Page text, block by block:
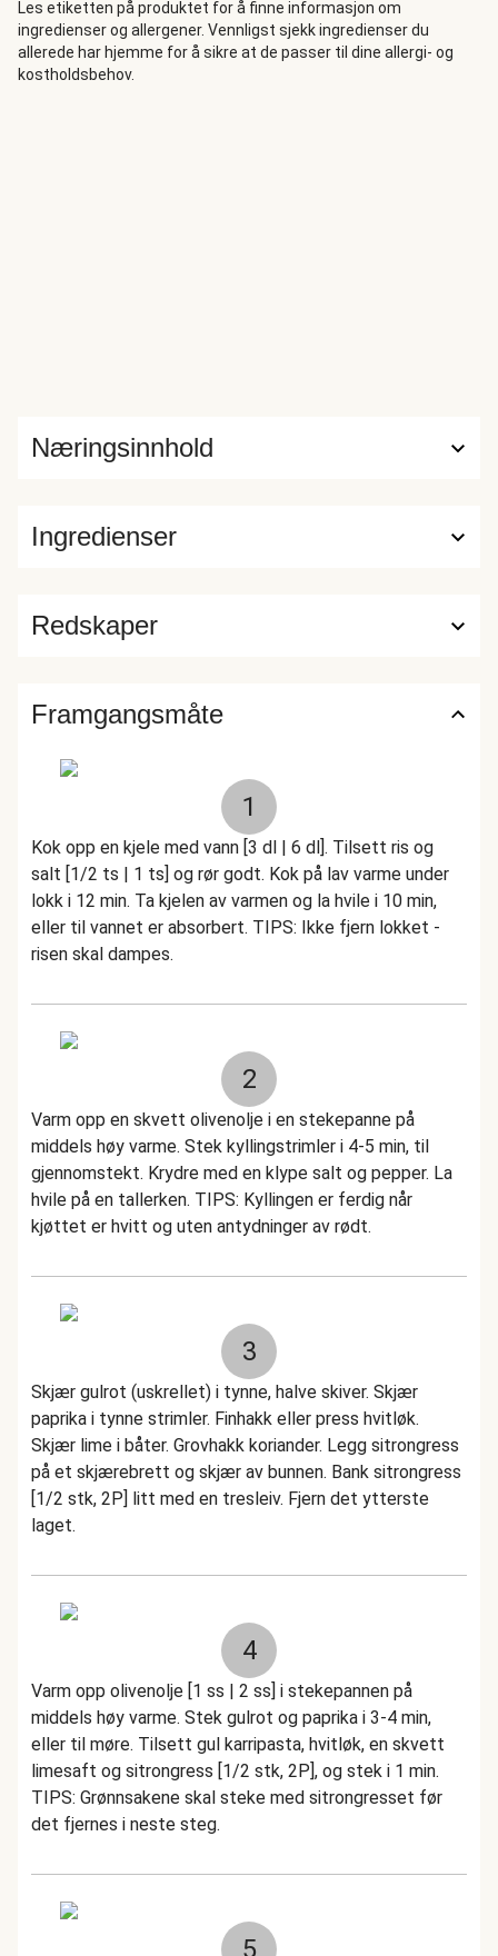
å nyte.
Les etiketten på produktet for å finne informasjon om
ingredienser og allergener. Vennligst sjekk ingredienser du
allerede har hjemme for å sikre at de passer til dine allergi- og
kostholdsbehov.
Ingredienser
Næringsinnhold
Redskaper
Framgangsmåte
1
Kok opp en kjele med vann [3 dl | 6 dl]. Tilsett ris og
salt [1/2 ts | 1 ts] og rør godt. Kok på lav varme under
lokk i 12 min. Ta kjelen av varmen og la hvile i 10 min,
eller til vannet er absorbert. TIPS: Ikke fjern lokket -
risen skal dampes.
2
Varm opp en skvett olivenolje i en stekepanne på
middels høy varme. Stek kyllingstrimler i 4-5 min, til
gjennomstekt. Krydre med en klype salt og pepper. La
hvile på en tallerken. TIPS: Kyllingen er ferdig når
kjøttet er hvitt og uten antydninger av rødt.
3
Skjær gulrot (uskrellet) i tynne, halve skiver. Skjær
paprika i tynne strimler. Finhakk eller press hvitløk.
Skjær lime i båter. Grovhakk koriander. Legg sitrongress
på et skjærebrett og skjær av bunnen. Bank sitrongress
[1/2 stk, 2P] litt med en tresleiv. Fjern det ytterste
laget.
4
Varm opp olivenolje [1 ss | 2 ss] i stekepannen på
middels høy varme. Stek gulrot og paprika i 3-4 min,
eller til møre. Tilsett gul karripasta, hvitløk, en skvett
limesaft og sitrongress [1/2 stk, 2P], og stek i 1 min.
TIPS: Grønnsakene skal steke med sitrongresset før
det fjernes i neste steg.
5